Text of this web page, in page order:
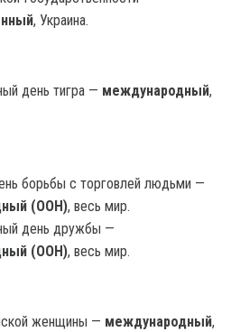
, Украина.
день тигра — международный,
борьбы с торговлей людьми —
(ООН), весь мир.
день дружбы —
(ООН), весь мир.
женщины — международный,